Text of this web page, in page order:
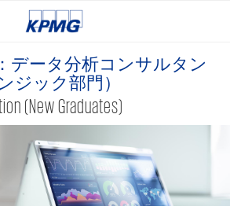
データ分析コンサルタン
ジック部門）
(New Graduates)